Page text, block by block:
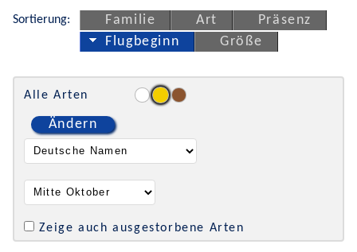
Sortierung: Familie Art
Präsenz
Flugbeginn
Größe
Alle Arten
Ändern
Zeige auch ausgestorbene Arten